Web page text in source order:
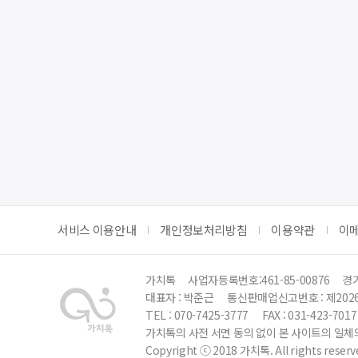
서비스 이용안내 개인정보처리방침 이용약관 이
가치톡 사업자등록번호:461-85-00876
경
대표자 : 박준근
통신판매업신고번호 : 제
TEL : 070-7425-3777
FAX : 031-423-7017
가치톡의 사전 서면 동의 없이 본 사이트의 일
Copyright ⓒ 2018 가치톡. All rights